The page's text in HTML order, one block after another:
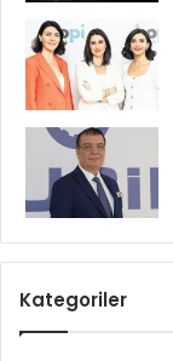
Kategoriler